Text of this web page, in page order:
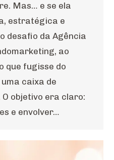
Mas… e se ela
estratégica e
desafio da Agência
ao
que fugisse do
caixa de
objetivo era claro:
e envolver…